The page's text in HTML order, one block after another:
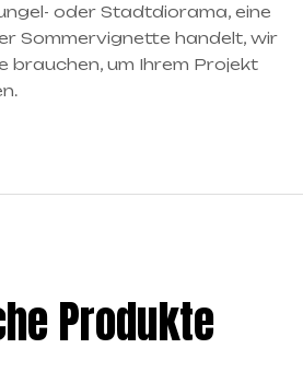
oder Stadtdiorama, eine
Sommervignette handelt, wir
brauchen, um Ihrem Projekt
Produkte